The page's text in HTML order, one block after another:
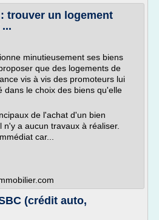
trouver un logement
minutieusement ses biens
que des logements de
vis à vis des promoteurs lui
dans le choix des biens qu'elle
de l'achat d'un bien
n'y a aucun travaux à réaliser.
car...
(crédit auto,